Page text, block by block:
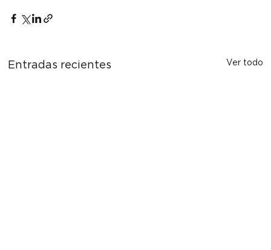
Entradas recientes Ver todo